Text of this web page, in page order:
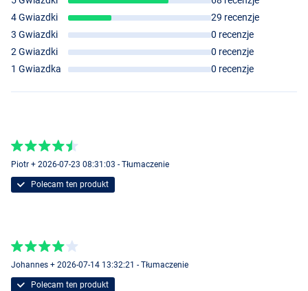
4 Gwiazdki
29 recenzje
3 Gwiazdki
0 recenzje
2 Gwiazdki
0 recenzje
1 Gwiazdka
0 recenzje
Piotr + 2026-07-23 08:31:03 - Tłumaczenie
Polecam ten produkt
Johannes + 2026-07-14 13:32:21 - Tłumaczenie
Polecam ten produkt